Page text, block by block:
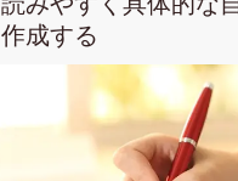
作成する